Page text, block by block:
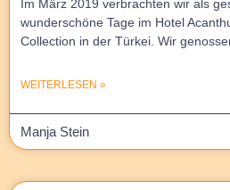
Im März 2019 verbrachten wir als
wunderschöne Tage im Hotel
Collection in der Türkei. Wir
WEITERLESEN »
Manja Stein